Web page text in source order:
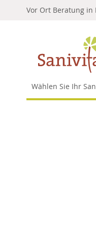
Vor Ort Beratung
Wählen Sie Ihr